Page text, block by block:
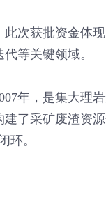
次获批资金体
等关键领域。
年，是集大理
建了采矿废渣资
环。